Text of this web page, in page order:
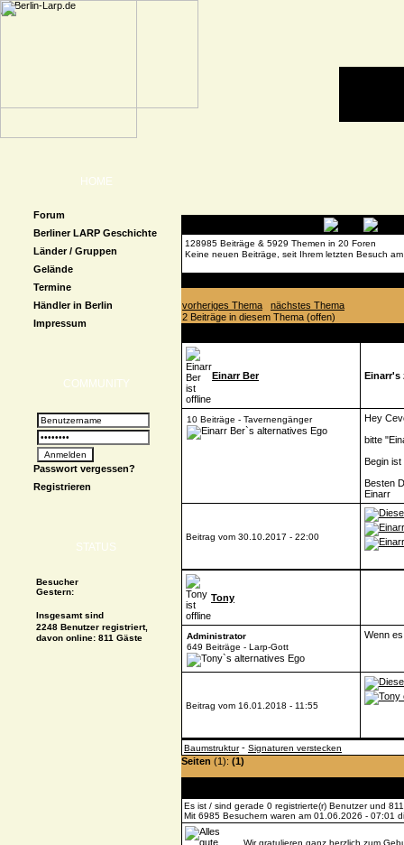
HOME
Forum
Berliner LARP Geschichte
Länder / Gruppen
Gelände
Termine
Händler in Berlin
Impressum
COMMUNITY
Passwort vergessen?
Registrieren
STATUS
Besucher
Gestern:
Insgesamt sind
2248 Benutzer registriert,
davon online: 811 Gäste
128985 Beiträge & 5929 Themen in 20 Foren
Keine neuen Beiträge, seit Ihrem letzten Besuch
vorheriges Thema
nächstes Thema
2 Beiträge in diesem Thema (offen)
Einarr Ber Einarr's
10 Beiträge - Tavernengänger
Hey
bitte
Begin
Besten
Einarr
Beitrag vom 30.10.2017 - 22:00
Tony
Administrator
649 Beiträge - Larp-Gott
Wenn
Beitrag vom 16.01.2018 - 11:55
Baumstruktur- Signaturen verstecken
Seiten (1): (1)
Es ist / sind gerade 0 registrierte(r) Benutzer und
Mit 6985 Besuchern waren am 01.06.2026 - 07:01
Wir gratulieren ganz herzlich zum